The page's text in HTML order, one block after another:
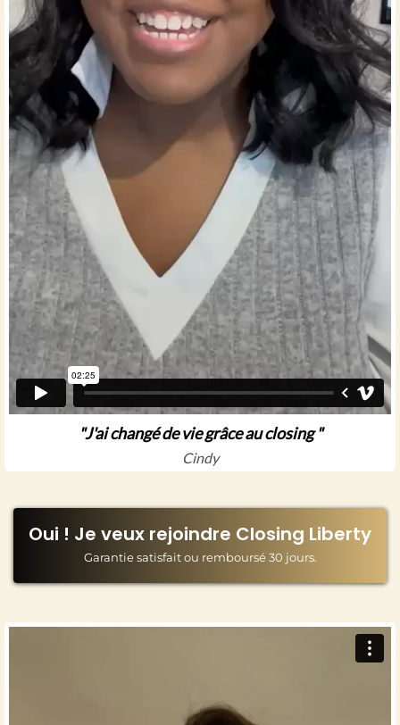
"J'ai changé de vie grâce au closing "
Cindy
Oui ! Je veux rejoindre Closing Liberty
Garantie satisfait ou remboursé 30 jours.